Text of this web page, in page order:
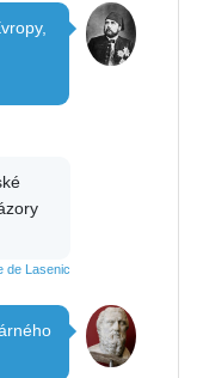
de Lasenic